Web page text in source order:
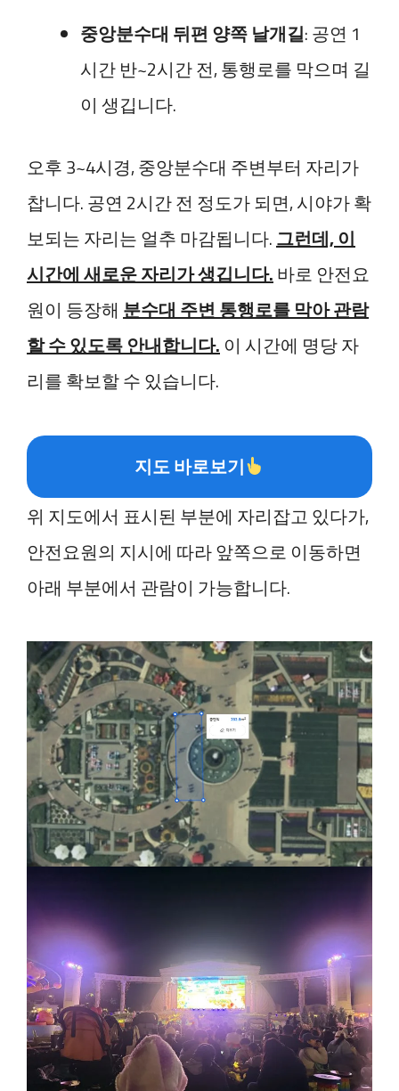
중앙분수대 뒤편 양쪽 날개길: 공연 1
시간 반~2시간 전, 통행로를 막으며 길
이 생깁니다.
오후 3~4시경, 중앙분수대 주변부터 자리가
찹니다. 공연 2시간 전 정도가 되면, 시야가 확
보되는 자리는 얼추 마감됩니다.그런데, 이
시간에 새로운 자리가 생깁니다.바로 안전요
원이 등장해 분수대 주변 통행로를 막아 관람
할 수 있도록 안내합니다. 이 시간에 명당 자
리를 확보할 수 있습니다.
지도 바로보기
위 지도에서 표시된 부분에 자리잡고 있다가,
안전요원의 지시에 따라 앞쪽으로 이동하면
아래 부분에서 관람이 가능합니다.